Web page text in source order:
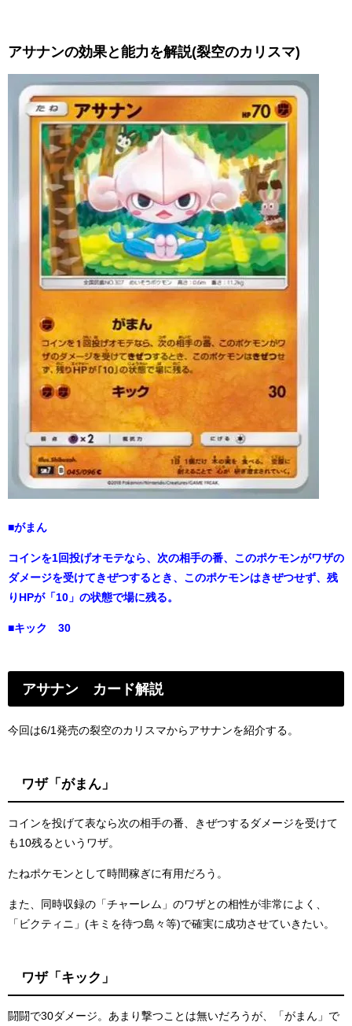
アサナンの効果と能力を解説(裂空のカリスマ)
■がまん
コインを1回投げオモテなら、次の相手の番、このポケモンがワザの
ダメージを受けてきぜつするとき、このポケモンはきぜつせず、残
りHPが「10」の状態で場に残る。
■キック 30
アサナン カード解説
今回は6/1発売の裂空のカリスマからアサナンを紹介する。
ワザ「がまん」
コインを投げて表なら次の相手の番、きぜつするダメージを受けて
も10残るというワザ。
たねポケモンとして時間稼ぎに有用だろう。
また、同時収録の「チャーレム」のワザとの相性が非常によく、
「ビクティニ」(キミを待つ島々等)で確実に成功させていきたい。
ワザ「キック」
闘闘で30ダメージ。あまり撃つことは無いだろうが、「がまん」で